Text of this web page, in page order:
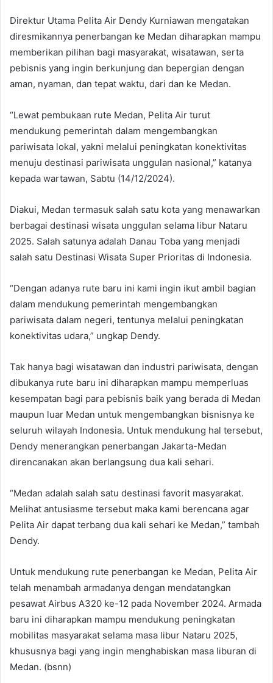
Direktur Utama Pelita Air Dendy Kurniawan mengatakan
diresmikannya penerbangan ke Medan diharapkan mampu
memberikan pilihan bagi masyarakat, wisatawan, serta
pebisnis yang ingin berkunjung dan bepergian dengan
aman, nyaman, dan tepat waktu, dari dan ke Medan.
“Lewat pembukaan rute Medan, Pelita Air turut
mendukung pemerintah dalam mengembangkan
pariwisata lokal, yakni melalui peningkatan konektivitas
menuju destinasi pariwisata unggulan nasional,” katanya
kepada wartawan, Sabtu (14/12/2024).
Diakui, Medan termasuk salah satu kota yang menawarkan
berbagai destinasi wisata unggulan selama libur Nataru
2025. Salah satunya adalah Danau Toba yang menjadi
salah satu Destinasi Wisata Super Prioritas di Indonesia.
“Dengan adanya rute baru ini kami ingin ikut ambil bagian
dalam mendukung pemerintah mengembangkan
pariwisata dalam negeri, tentunya melalui peningkatan
konektivitas udara,” ungkap Dendy.
Tak hanya bagi wisatawan dan industri pariwisata, dengan
dibukanya rute baru ini diharapkan mampu memperluas
kesempatan bagi para pebisnis baik yang berada di Medan
maupun luar Medan untuk mengembangkan bisnisnya ke
seluruh wilayah Indonesia. Untuk mendukung hal tersebut,
Dendy menerangkan penerbangan Jakarta-Medan
direncanakan akan berlangsung dua kali sehari.
“Medan adalah salah satu destinasi favorit masyarakat.
Melihat antusiasme tersebut maka kami berencana agar
Pelita Air dapat terbang dua kali sehari ke Medan,” tambah
Dendy.
Untuk mendukung rute penerbangan ke Medan, Pelita Air
telah menambah armadanya dengan mendatangkan
pesawat Airbus A320 ke-12 pada November 2024. Armada
baru ini diharapkan mampu mendukung peningkatan
mobilitas masyarakat selama masa libur Nataru 2025,
khususnya bagi yang ingin menghabiskan masa liburan di
Medan. (bsnn)